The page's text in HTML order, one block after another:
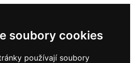
soubory cookies
používají soubory